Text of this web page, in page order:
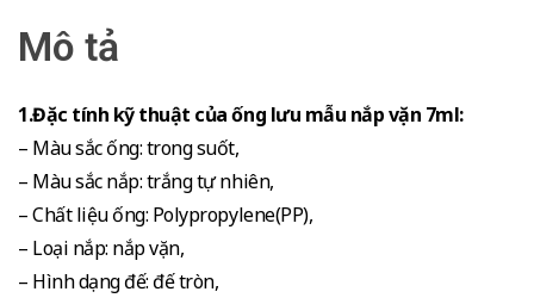
Mô tả
1.Đặc tính kỹ thuật của ống lưu mẫu nắp vặn 7ml:
– Màu sắc ống: trong suốt,
– Màu sắc nắp: trắng tự nhiên,
– Chất liệu ống: Polypropylene(PP),
– Loại nắp: nắp vặn,
– Hình dạng đế: đế tròn,